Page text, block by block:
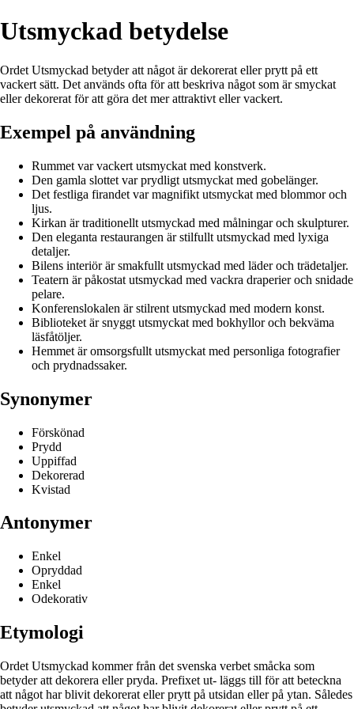
Utsmyckad betydelse
Ordet Utsmyckad betyder att något är dekorerat eller prytt på ett
vackert sätt. Det används ofta för att beskriva något som är smyckat
eller dekorerat för att göra det mer attraktivt eller vackert.
Exempel på användning
Rummet var vackert utsmyckat med konstverk.
Den gamla slottet var prydligt utsmyckat med gobelänger.
Det festliga firandet var magnifikt utsmyckat med blommor och
ljus.
Kirkan är traditionellt utsmyckad med målningar och skulpturer.
Den eleganta restaurangen är stilfullt utsmyckad med lyxiga
detaljer.
Bilens interiör är smakfullt utsmyckad med läder och trädetaljer.
Teatern är påkostat utsmyckad med vackra draperier och snidade
pelare.
Konferenslokalen är stilrent utsmyckad med modern konst.
Biblioteket är snyggt utsmyckat med bokhyllor och bekväma
läsfåtöljer.
Hemmet är omsorgsfullt utsmyckat med personliga fotografier
och prydnadssaker.
Synonymer
Förskönad
Prydd
Uppiffad
Dekorerad
Kvistad
Antonymer
Enkel
Opryddad
Enkel
Odekorativ
Etymologi
Ordet Utsmyckad kommer från det svenska verbet småcka som
betyder att dekorera eller pryda. Prefixet ut- läggs till för att beteckna
att något har blivit dekorerat eller prytt på utsidan eller på ytan. Således